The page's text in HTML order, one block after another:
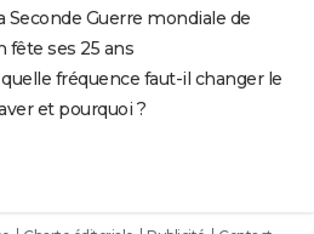
Seconde Guerre mondiale de
fête ses 25 ans
fréquence faut-il changer le
et pourquoi ?